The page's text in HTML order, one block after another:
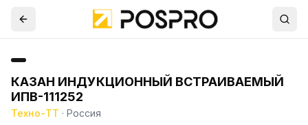
КАЗАН ИНДУКЦИОННЫЙ ВСТРАИВАЕМЫЙ
ИПВ-111252
Техно-ТТ · Россия